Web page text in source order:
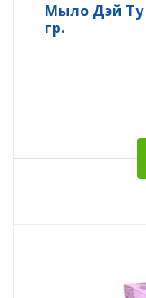
Мыло Дэй Ту
гр.